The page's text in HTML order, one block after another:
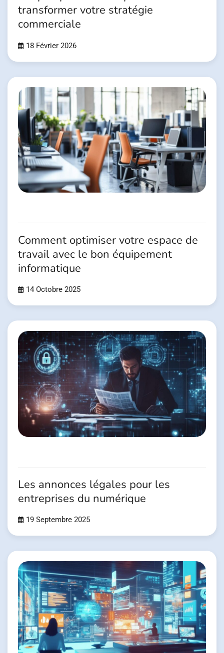
transformer votre stratégie
commerciale
18 Février 2026
Comment optimiser votre espace de
travail avec le bon équipement
informatique
14 Octobre 2025
Les annonces légales pour les
entreprises du numérique
19 Septembre 2025